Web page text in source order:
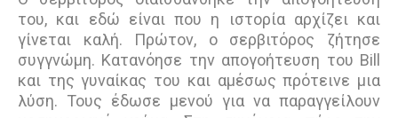
του, και εδώ είναι που η ιστορία αρχίζει και
γίνεται καλή. Πρώτον, ο σερβιτόρος ζήτησε
συγγνώμη. Κατανόησε την απογοήτευση του Bill
και της γυναίκας του και αμέσως πρότεινε μια
λύση. Τους έδωσε μενού για να παραγγείλουν